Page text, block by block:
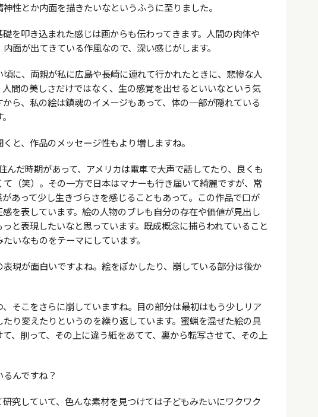
性とか内面を描きたいなというふうに至りました。
を叩き込まれた感じは画からも伝わってきます。人間の肉体や
面が出てきている作風なので、深い感じがします。
に、両親が私に広島や長崎に連れて行かれたときに、悲惨な人
間の美しさだけではなく、生の感覚を出せるといいなという気
ら、私の絵は鎮魂のイメージもあって、体の一部が隠れている
と、作品のメッセージ性もより増しますね。
んだ時期があって、アメリカは電車で大声で話してたり、良くも
（笑）。その一方で日本はマナーも行き届いて綺麗ですが、常
あって少し生きづらさを感じることもあって。この作品で口が
を表しています。絵の人物のブレも自分の存在や価値が見出し
と表現したいなと思っています。既成概念に捕らわれていること
いなものをテーマにしています。
現が面白いですよね。絵をぼかしたり、崩している部分は後か
そこをさらに崩していますね。目の部分は最初はもう少しリア
り変えたりというのを繰り返しています。蜜蝋を混ぜた絵の具
、削って、その上に違う紙をあてて、裏から転写させて、その上
んですね？
究していて、色んな素材を見つけては子どもみたいにワクワク